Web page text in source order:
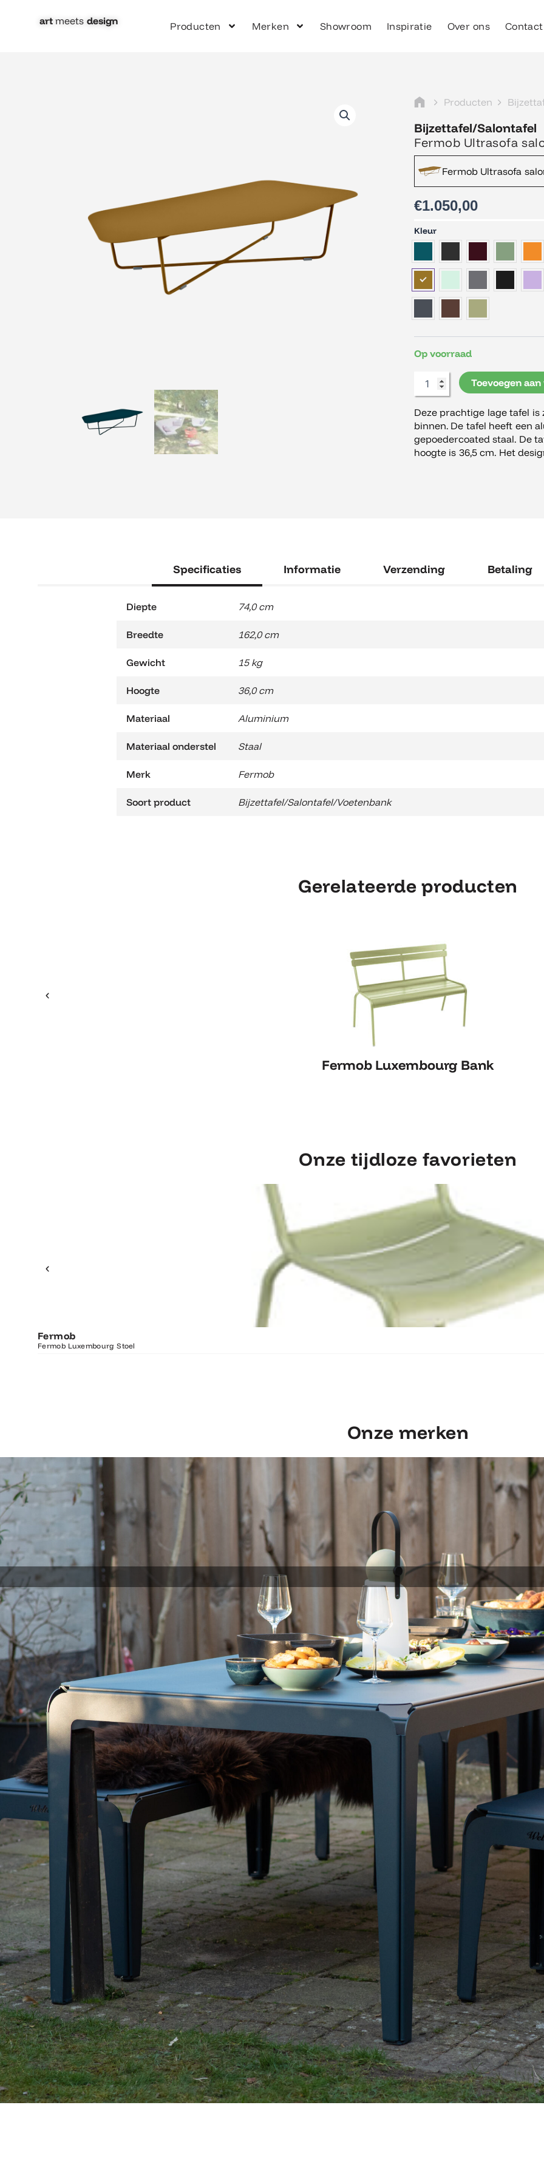
artmeets design​ Producten Merken Showroom Inspiratie Over ons Contact
Producten
Bijzettafel/Salontafel
Fermob Ultrasofa
Fermob Ultrasofa
€1.050,00
Kleur
Op voorraad
Fermob
Ultrasofa
aantal
Toevoegen
Deze prachtige lage tafel
binnen. De tafel heeft een
gepoedercoated staal. De
hoogte is 36,5 cm. Het
Specificaties Informatie Verzending Betaling
Diepte 74,0 cm
Breedte 162,0 cm
Gewicht 15 kg
Hoogte 36,0 cm
Materiaal Aluminium
Materiaal onderstel Staal
Merk Fermob
Soort product Bijzettafel/Salontafel/Voetenbank
Gerelateerde producten
Fermob Luxembourg Bank
Fermob Luxembourg Bank
Onze tijdloze favorieten
Fermob
Fermob Luxembourg Stoel
Onze merken